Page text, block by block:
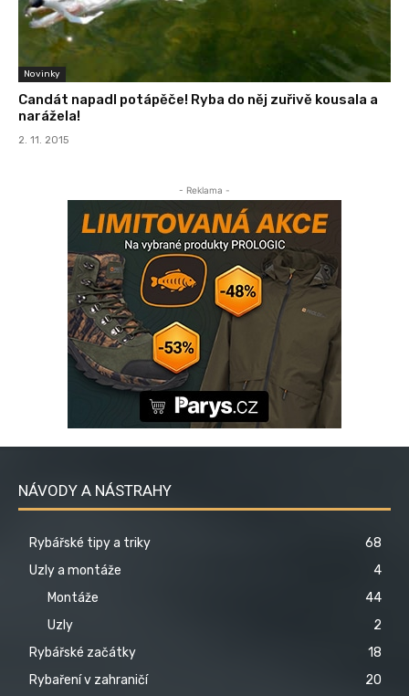
Novinky
Candát napadl potápěče! Ryba do něj zuřivě kousala a
narážela!
2. 11. 2015
- Reklama -
NÁVODY A NÁSTRAHY
Rybářské tipy a triky
68
Uzly a montáže
4
Montáže
44
Uzly
2
Rybářské začátky
18
Rybaření v zahraničí
20